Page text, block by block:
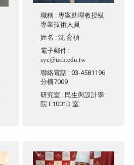
職稱 : 專案助理教授級
專業技術人員
姓名 :沈 育禎
電子郵件 :
syc@uch.edu.tw
聯絡電話 : 03-4581196
分機7009
研究室 : 民生與設計學
院 L1001D 室